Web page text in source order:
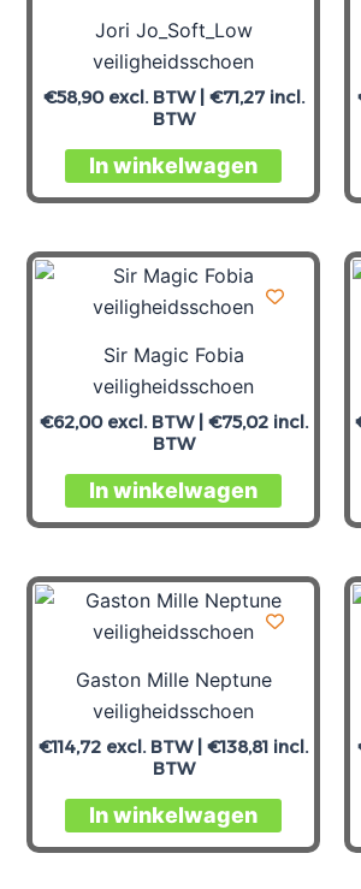
Jori Jo_Soft_Low
veiligheidsschoen
€58,90excl. BTW | €71,27incl.
BTW
In winkelwagen
Sir Magic Fobia
veiligheidsschoen
€62,00excl. BTW | €75,02incl.
BTW
In winkelwagen
Gaston Mille Neptune
veiligheidsschoen
€114,72 excl. BTW | €138,81 incl.
BTW
In winkelwagen